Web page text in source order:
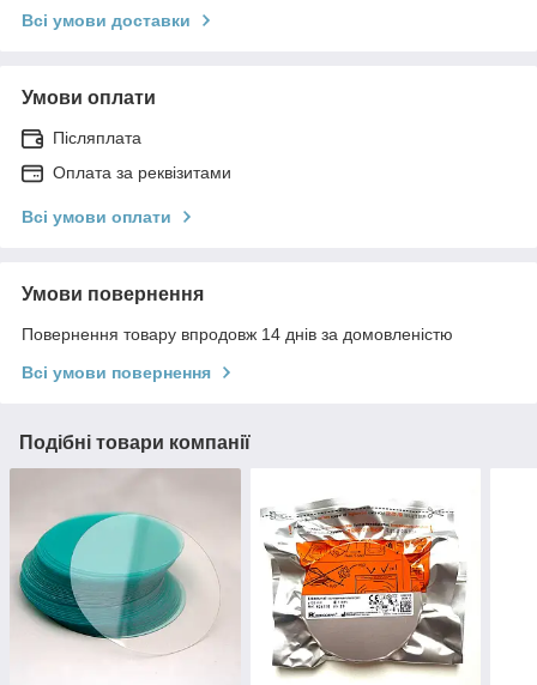
Всі умови доставки
Умови оплати
Післяплата
Оплата за реквізитами
Всі умови оплати
Умови повернення
Повернення товару впродовж 14 днів за домовленістю
Всі умови повернення
Подібні товари компанії